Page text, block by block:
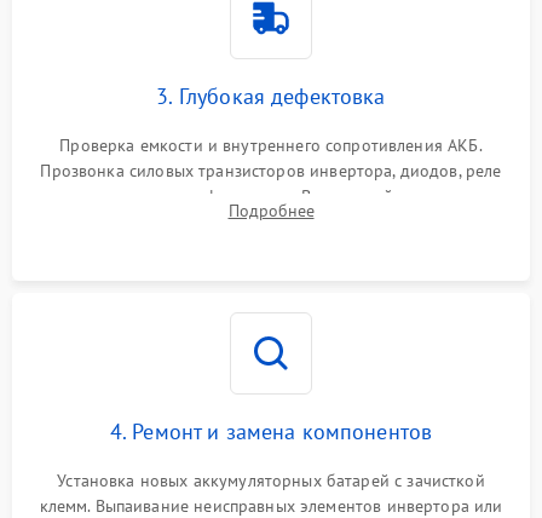
3. Глубокая дефектовка
Проверка емкости и внутреннего сопротивления АКБ.
Прозвонка силовых транзисторов инвертора, диодов, реле
переключения и трансформатора. Визуальный поиск вздутых
конденсаторов и прогаров на печатной плате.
Подробнее
4. Ремонт и замена компонентов
Установка новых аккумуляторных батарей с зачисткой
клемм. Выпаивание неисправных элементов инвертора или